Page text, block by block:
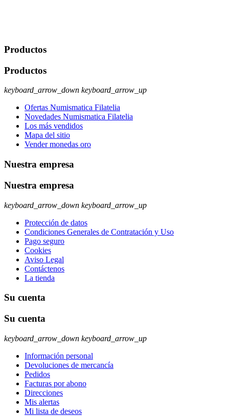
Productos
Productos
keyboard_arrow_down keyboard_arrow_up
Ofertas Numismatica Filatelia
Novedades Numismatica Filatelia
Los más vendidos
Mapa del sitio
Vender monedas oro
Nuestra empresa
Nuestra empresa
keyboard_arrow_down keyboard_arrow_up
Protección de datos
Condiciones Generales de Contratación y Uso
Pago seguro
Cookies
Aviso Legal
Contáctenos
La tienda
Su cuenta
Su cuenta
keyboard_arrow_down keyboard_arrow_up
Información personal
Devoluciones de mercancía
Pedidos
Facturas por abono
Direcciones
Mis alertas
Mi lista de deseos